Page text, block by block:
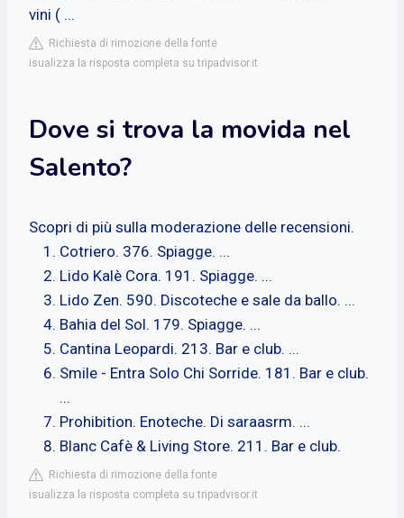
vini ( ...
Richiesta di rimozione della fonte
isualizza la risposta completa su tripadvisor.it
Dove si trova la movida nel
Salento?
Scopri di più sulla moderazione delle recensioni.
Cotriero. 376. Spiagge. ...
Lido Kalè Cora. 191. Spiagge. ...
Lido Zen. 590. Discoteche e sale da ballo. ...
Bahia del Sol. 179. Spiagge. ...
Cantina Leopardi. 213. Bar e club. ...
Smile - Entra Solo Chi Sorride. 181. Bar e club.
...
Prohibition. Enoteche. Di saraasrm. ...
Blanc Cafè & Living Store. 211. Bar e club.
Richiesta di rimozione della fonte
isualizza la risposta completa su tripadvisor.it